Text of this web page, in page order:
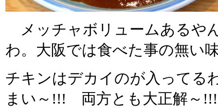
メッチャボリュームあるや
わ。大阪では食べた事の無い
チキンはデカイのが入ってる
まい～!!! 両方とも大正解～!!!